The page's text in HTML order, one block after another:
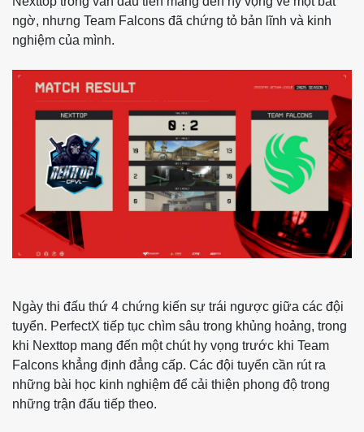
ngờ, nhưng Team Falcons đã chứng tỏ bản lĩnh và kinh
nghiệm của mình.
Ngày thi đấu thứ 4 chứng kiến sự trái ngược giữa các đội
tuyển. PerfectX tiếp tục chìm sâu trong khủng hoảng, trong
khi Nexttop mang đến một chút hy vọng trước khi Team
Falcons khẳng định đẳng cấp. Các đội tuyển cần rút ra
những bài học kinh nghiệm để cải thiện phong độ trong
những trận đấu tiếp theo.